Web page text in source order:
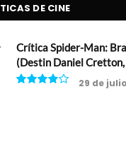
DE CINE
Crítica Spider-Man:
(Destin Daniel
29 de